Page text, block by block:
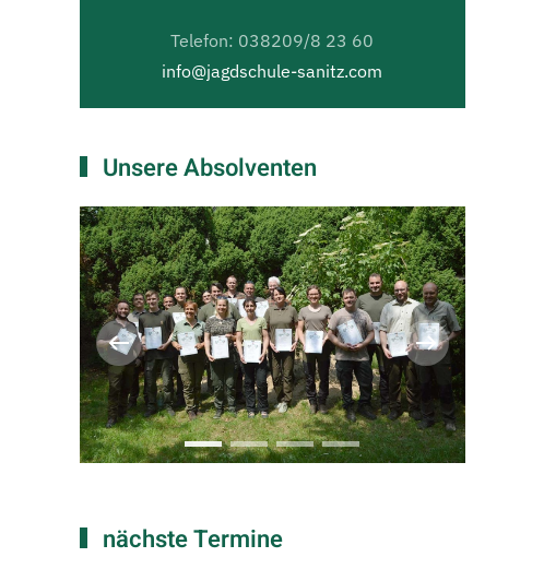
Telefon: 038209/8 23 60
info@jagdschule-sanitz.com
Unsere Absolventen
Lehrgang 03z 21
Lehrgang 04 21
Lehrgang 05 21
Lehrgang 06 21
nächste Termine